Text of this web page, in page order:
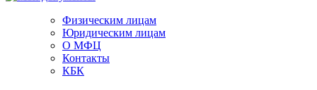
Физическим лицам
Юридическим лицам
О МФЦ
Контакты
КБК